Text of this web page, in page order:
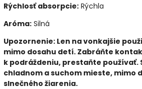
Rýchlosť absorpcie: Rýchla
Aróma: Silná
Upozornenie: Len na vonkajšie
mimo dosahu detí. Zabráňte
k podráždeniu, prestaňte používať.
chladnom a suchom mieste, mimo
slnečného žiarenia.